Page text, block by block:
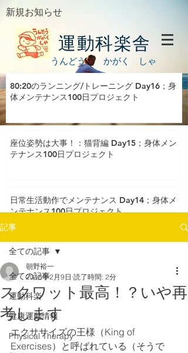
新規お知らせ
運動科楽舎
うんどう かがく しゃ
80:20のランニング/トレーニング Day16；身
体メンテナンス100日プロジェクト
座位姿勢は大事！：猫背編 Day15；身体メン
テナンス100日プロジェクト
日常生活動作でメンテナンス Day14；身体メ
ンテナンス100日プロジェクト
記事
全ての記事
運動科楽
健康運動情報
Physical Therapy
全ての記事
スクワット最高！？いや再
考します
朝野裕一
2018年2月9日 読了時間: 2分
エクササイズの王様（King of
Exercises）と呼ばれている（そうで